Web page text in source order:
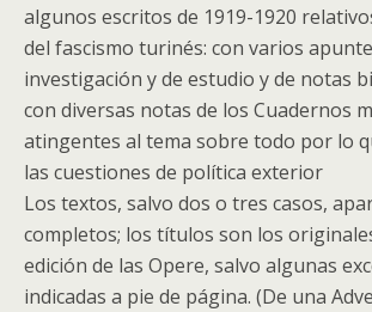
algunos escritos de 1919-1920
del fascismo turinés: con varios
investigación y de estudio y de notas
con diversas notas de los Cuadernos
atingentes al tema sobre todo por lo
las cuestiones de política exterior
Los textos, salvo dos o tres casos,
completos; los títulos son los
edición de las Opere, salvo algunas
indicadas a pie de página. (De una